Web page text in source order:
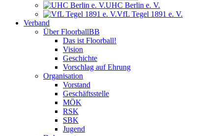
UHC Berlin e. V.
VfL Tegel 1891 e. V.
Verband
Über FloorballBB
Das ist Floorball!
Vision
Geschichte
Vorschlag auf Ehrung
Organisation
Vorstand
Geschäftsstelle
MÖK
RSK
SBK
Jugend